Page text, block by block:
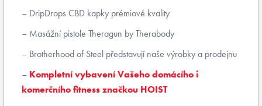
DripDrops CBD kapky prémiové kvality
Masážní pistole Theragun by Therabody
Brotherhood of Steel představují naše výrobky a prodejnu
Kompletní vybavení Vašeho domácího i
komerčního fitness značkou HOIST